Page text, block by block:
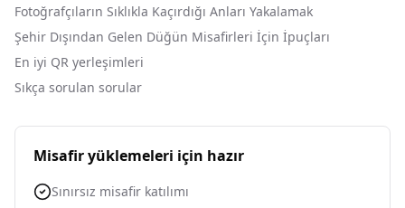
Fotoğrafçıların Sıklıkla Kaçırdığı Anları Yakalamak
Şehir Dışından Gelen Düğün Misafirleri İçin İpuçları
En iyi QR yerleşimleri
Sıkça sorulan sorular
Misafir yüklemeleri için hazır
Sınırsız misafir katılımı